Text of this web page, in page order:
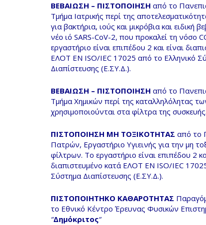
ΒΕΒΑΙΩΣΗ – ΠΙΣΤΟΠΟΙΗΣΗ από το
Τμήμα Ιατρικής περί της
για βακτήρια, ιούς και μικρόβια και ειδική
νέο ιό SARS-CoV-2, που προκαλεί τη νόσο
εργαστήριο είναι επιπέδου 2 και είναι
ΕΛΟΤ ΕΝ ISO/IEC 17025 από το Ελληνικό
Διαπίστευσης (Ε.ΣΥ.Δ.).
ΒΕΒΑΙΩΣΗ – ΠΙΣΤΟΠΟΙΗΣΗ από το
Τμήμα Χημικών περί της καταλληλόλητας
χρησιμοποιούνται στα φίλτρα της συσκευής.
ΠΙΣΤΟΠΟΙΗΣΗ ΜΗ ΤΟΞΙΚΟΤΗΤΑΣ από το
Πατρών, Εργαστήριο Υγιεινής για την μη
φίλτρων. Το εργαστήριο είναι επιπέδου 2
διαπιστευμένο κατά ΕΛΟΤ ΕΝ ISO/IEC
Σύστημα Διαπίστευσης (Ε.ΣΥ.Δ.).
ΠΙΣΤΟΠΟΙΗΤΗΚΟ ΚΑΘΑΡΟΤΗΤΑΣ
το Εθνικό Κέντρο Έρευνας Φυσικών
“Δημόκριτος“